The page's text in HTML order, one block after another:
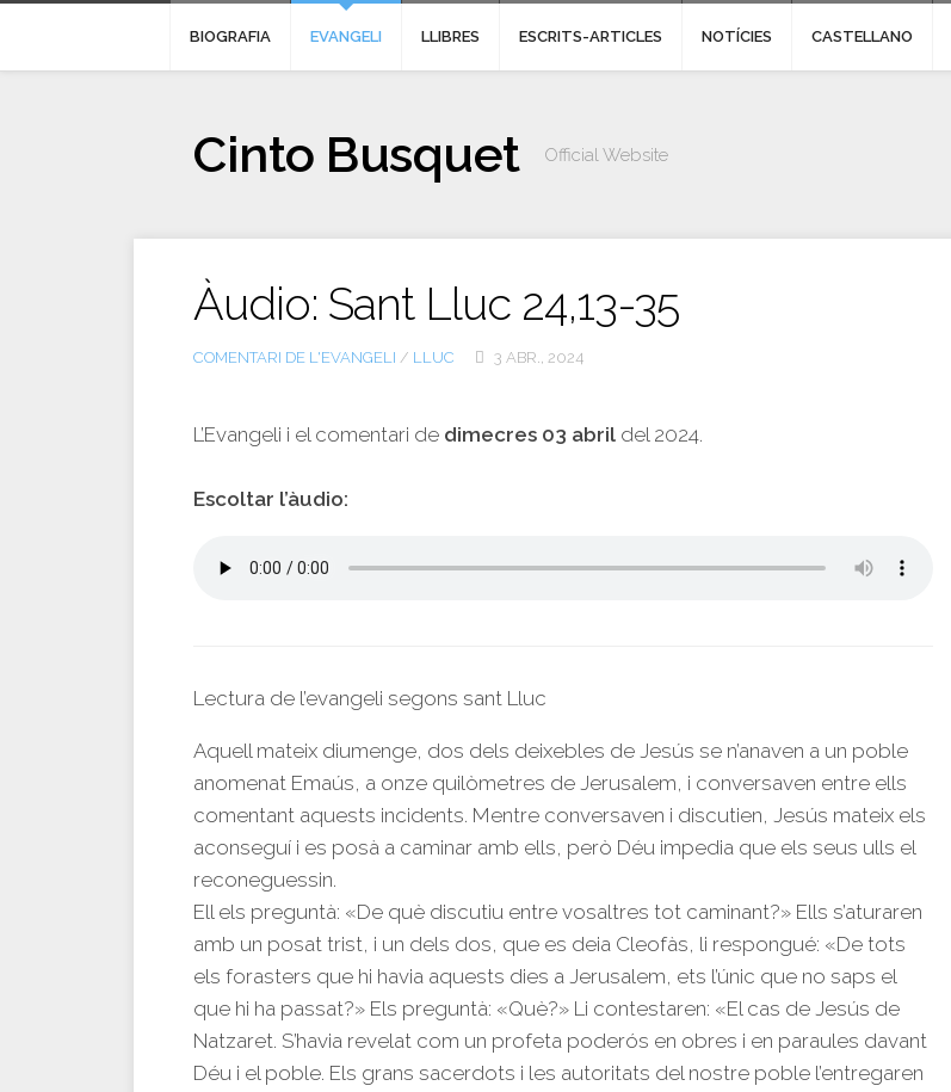
BIOGRAFIA EVANGELI LLIBRES ESCRITS-ARTICLES NOTÍCIES CASTELLANO
Cinto Busquet Official Website
Àudio: Sant Lluc 24,13-35
COMENTARI DE L'EVANGELI / LLUC 3 ABR., 2024
L’Evangeli i el comentari de dimecres 03 abril del 2024.
Escoltar l’àudio:
Lectura de l’evangeli segons sant Lluc
Aquell mateix diumenge, dos dels deixebles de Jesús se n’anaven a un poble
anomenat Emaús, a onze quilòmetres de Jerusalem, i conversaven entre ells
comentant aquests incidents. Mentre conversaven i discutien, Jesús mateix els
aconseguí i es posà a caminar amb ells, però Déu impedia que els seus ulls el
reconeguessin.
Ell els preguntà: «De què discutiu entre vosaltres tot caminant?» Ells s’aturaren
amb un posat trist, i un dels dos, que es deia Cleofàs, li respongué: «De tots
els forasters que hi havia aquests dies a Jerusalem, ets l’únic que no saps el
que hi ha passat?» Els preguntà: «Què?» Li contestaren: «El cas de Jesús de
Natzaret. S’havia revelat com un profeta poderós en obres i en paraules davant
Déu i el poble. Els grans sacerdots i les autoritats del nostre poble l’entregaren